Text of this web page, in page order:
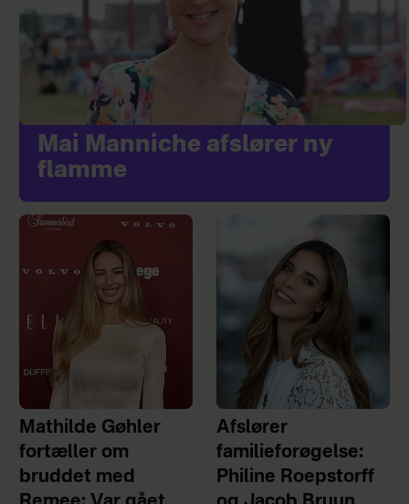
Mai Manniche afslører ny
flamme
Mathilde Gøhler
fortæller om
bruddet med
Afslører
familieforøgelse:
Philine Roepstorff